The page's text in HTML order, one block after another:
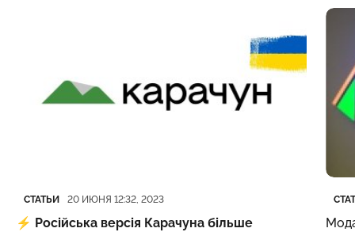
Категория
СТАТЬИ
Дата публикации
20 ИЮНЯ 12:32, 2023
⚡️ Російська версія Карачуна більше